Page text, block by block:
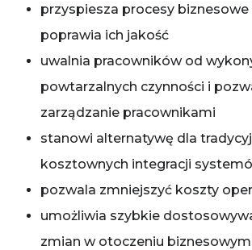
przyspiesza procesy biznesowe
poprawia ich jakość
uwalnia pracowników od
powtarzalnych czynności i
zarządzanie pracownikami
stanowi alternatywę dla
kosztownych integracji
pozwala zmniejszyć koszty
umożliwia szybkie
zmian w otoczeniu biznesowym